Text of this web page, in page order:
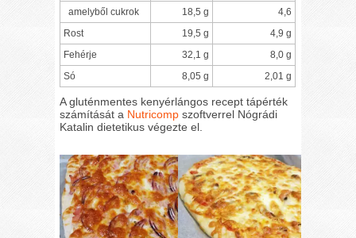
amelyből cukrok
18,5 g
4,6
Rost
19,5 g
4,9 g
Fehérje
32,1 g
8,0 g
Só
8,05 g 2,01 g
A gluténmentes kenyérlángos recept tápérték
számítását a Nutricomp szoftverrel Nógrádi
Katalin dietetikus végezte el.